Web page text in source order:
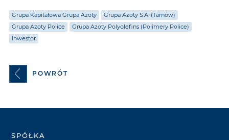
Grupa Kapitałowa Grupa Azoty
Grupa Azoty S.A. (Tarnów)
Grupa Azoty Police
Grupa Azoty Polyolefins (Polimery Police)
Inwestor
POWRÓT
SPÓŁKA